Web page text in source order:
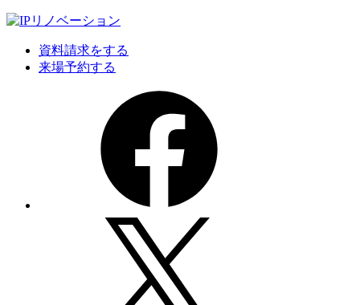
資料請求をする
来場予約する